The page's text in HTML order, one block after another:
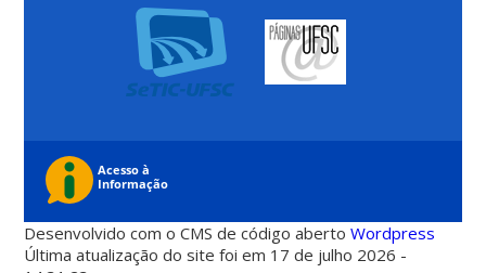
Desenvolvido com o CMS de código abertoWordpress
Última atualização do site foi em 17 de julho 2026 -